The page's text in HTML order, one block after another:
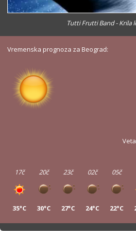
Tutti Frutti Band - Krila
Vremenska prognoza za Beograd:
17č
35°C
20č
30°C
23č
27°C
02č
24°C
05č
22°C